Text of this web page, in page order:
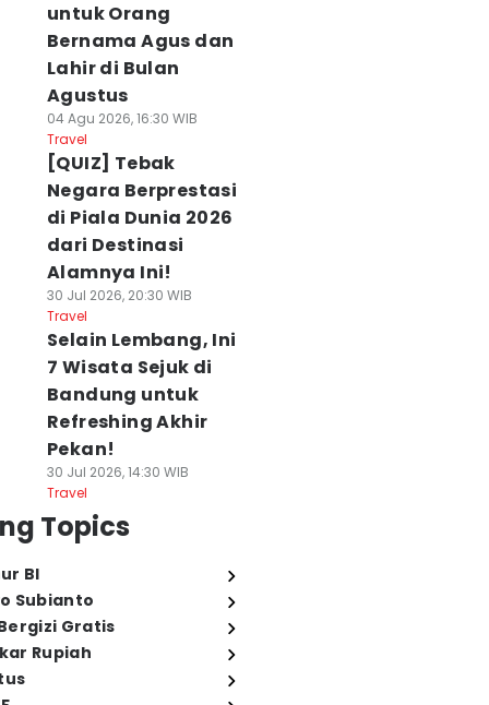
untuk Orang
Bernama Agus dan
Lahir di Bulan
Agustus
04 Agu 2026, 16:30 WIB
Travel
[QUIZ] Tebak
Negara Berprestasi
di Piala Dunia 2026
dari Destinasi
Alamnya Ini!
30 Jul 2026, 20:30 WIB
Travel
Selain Lembang, Ini
7 Wisata Sejuk di
Bandung untuk
Refreshing Akhir
Pekan!
30 Jul 2026, 14:30 WIB
Travel
Topics
BI
Subianto
Gratis
Rupiah